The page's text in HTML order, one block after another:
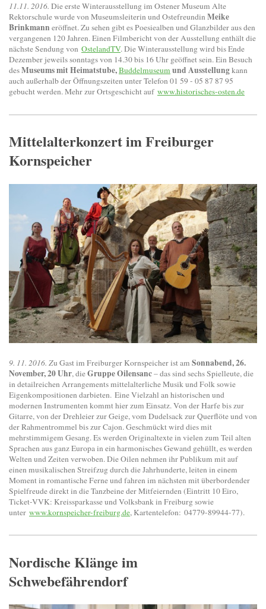
11.11. 2016. Die erste Winterausstellung im Ostener Museum Alte
Rektorschule wurde von Museumsleiterin und Ostefreundin Meike
Brinkmann eröffnet. Zu sehen gibt es Poesiealben und Glanzbilder aus den
vergangenen 120 Jahren. Einen Filmbericht von der Ausstellung enthält die
nächste Sendung von OstelandTV. Die Winterausstellung wird bis Ende
Dezember jeweils sonntags von 14.30 bis 16 Uhr geöffnet sein. Ein Besuch
desMuseums mit Heimatstube,Buddelmuseum und Ausstellungkann
auch außerhalb der Öffnungszeiten unter Telefon 01 59 - 05 87 87 95
gebucht werden. Mehr zur Ortsgeschicht auf www.historisches-osten.de
Mittelalterkonzert im Freiburger
Kornspeicher
9. 11. 2016. Zu Gast im Freiburger Kornspeicher ist am Sonnabend, 26.
November, 20 Uhr, dieGruppe Oilensanc– das sind sechs Spielleute, die
in detailreichen Arrangements mittelalterliche Musik und Folk sowie
Eigenkompositionen darbieten. Eine Vielzahl an historischen und
modernen Instrumenten kommt hier zum Einsatz. Von der Harfe bis zur
Gitarre, von der Drehleier zur Geige, vom Dudelsack zur Querflöte und von
der Rahmentrommel bis zur Cajon. Geschmückt wird dies mit
mehrstimmigem Gesang. Es werden Originaltexte in vielen zum Teil alten
Sprachen aus ganz Europa in ein harmonisches Gewand gehüllt, es werden
Welten und Zeiten verwoben. Die Oilen nehmen ihr Publikum mit auf
einen musikalischen Streifzug durch die Jahrhunderte, leiten in einem
Moment in romantische Ferne und fahren im nächsten mit überbordender
Spielfreude direkt in die Tanzbeine der Mitfeiernden (Eintritt 10 Eiro,
Ticket-VVK: Kreissparkasse und Volksbank in Freiburg sowie
unter www.kornspeicher-freiburg.de, Kartentelefon: 04779-89944-77).
Nordische Klänge im
Schwebefährendorf